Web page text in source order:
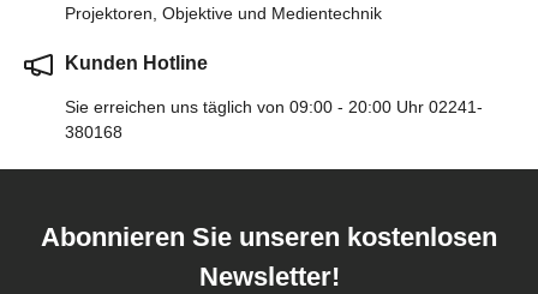
Projektoren, Objektive und Medientechnik
Kunden Hotline
Sie erreichen uns täglich von 09:00 - 20:00 Uhr 02241-
380168
Abonnieren Sie unseren kostenlosen
Newsletter!